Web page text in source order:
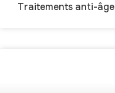
Traitements anti-âge